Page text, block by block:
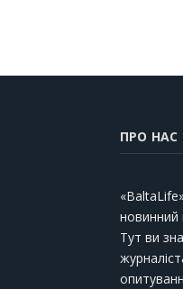
ПРО НАС
новинний
Тут ви